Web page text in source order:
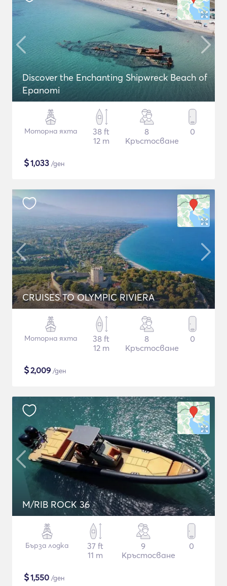
Discover the Enchanting Shipwreck Beach of
Epanomi
Моторна яхта
38 ft
12 m
8
Кръстосване
0
$1,033 /ден
CRUISES TO OLYMPIC RIVIERA
Моторна яхта
38 ft
12 m
8
Кръстосване
0
$2,009 /ден
M/RIB ROCK 36
Бърза лодка
37 ft
11 m
9
Кръстосване
0
$1,550 /ден